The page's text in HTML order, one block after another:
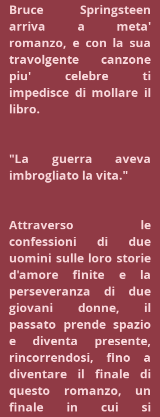
Bruce Springsteen
arriva a meta'
romanzo, e con la sua
travolgente canzone
piu' celebre ti
impedisce di mollare il
libro.
"La guerra aveva
imbrogliato la vita."
Attraverso le
confessioni di due
uomini sulle loro storie
d'amore finite e la
perseveranza di due
giovani donne, il
passato prende spazio
e diventa presente,
rincorrendosi, fino a
diventare il finale di
questo romanzo, un
finale in cui si